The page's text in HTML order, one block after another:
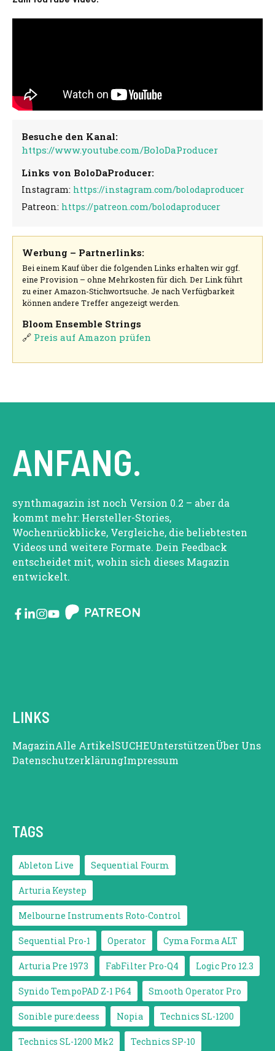
Besuche den Kanal:
https://www.youtube.com/BoloDaProducer
Links von BoloDaProducer:
Instagram: https://instagram.com/bolodaproducer
Patreon: https://patreon.com/bolodaproducer
Werbung – Partnerlinks:
Bei einem Kauf über die folgenden Links erhalten wir ggf.
eine Provision – ohne Mehrkosten für dich. Der Link führt
zu einer Amazon-Stichwortsuche. Je nach Verfügbarkeit
können andere Treffer angezeigt werden.
Bloom Ensemble Strings
🔗 Preis auf Amazon prüfen
ANFANG.
synthmagazin ist noch Version 0.2 – aber da
kommt mehr: Hersteller-Stories,
Wochenrückblicke, Vergleiche, die beliebtesten
Videos und weitere Formate. Dein Feedback
entscheidet mit, wohin sich dieses Magazin
entwickelt.
LINKS
MagazinAlle ArtikelSUCHEUnterstützenÜber Uns
DatenschutzerklärungImpressum
TAGS
Ableton Live Sequential Fourm
Arturia Keystep
Melbourne Instruments Roto-Control
Sequential Pro-1 Operator Cyma Forma ALT
Arturia Pre 1973 FabFilter Pro-Q4 Logic Pro 12.3
Synido TempoPAD Z-1 P64 Smooth Operator Pro
Sonible pure:deess Nopia Technics SL-1200
Technics SL-1200 Mk2 Technics SP-10